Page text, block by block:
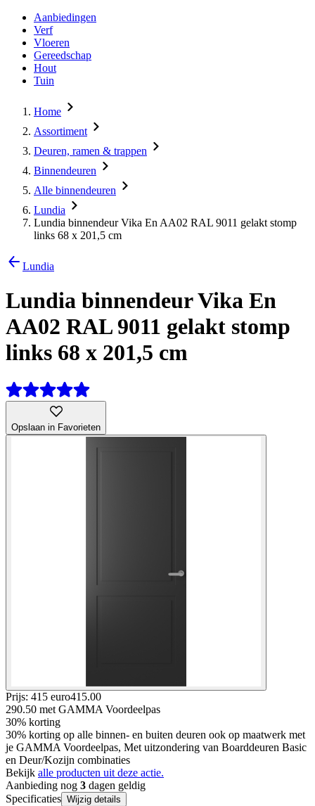
Aanbiedingen
Verf
Vloeren
Gereedschap
Hout
Tuin
Home
Assortiment
Deuren, ramen & trappen
Binnendeuren
Alle binnendeuren
Lundia
Lundia binnendeur Vika En AA02 RAL 9011 gelakt stomp
links 68 x 201,5 cm
Lundia
Lundia binnendeur Vika En
AA02 RAL 9011 gelakt stomp
links 68 x 201,5 cm
Opslaan in Favorieten
Prijs: 415 euro415.00
290.50 met GAMMA Voordeelpas
30% korting
30% korting op alle binnen- en buiten deuren ook op maatwerk met
je GAMMA Voordeelpas, Met uitzondering van Boarddeuren Basic
en Deur/Kozijn combinaties
Bekijk alle producten uit deze actie.
Aanbieding nog 3 dagen geldig
Specificaties Wijzig details